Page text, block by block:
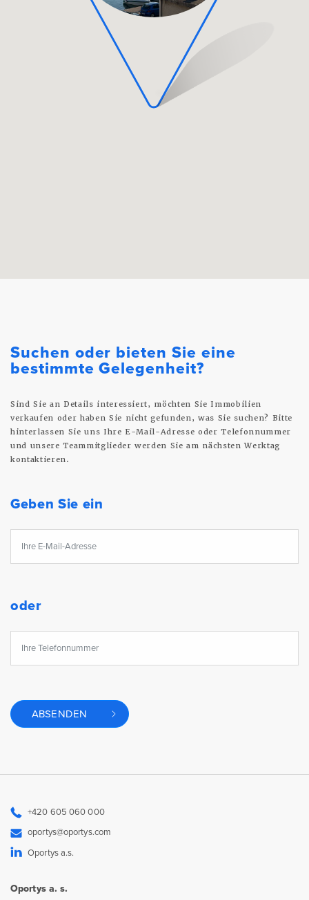
Suchen oder bieten Sie eine
bestimmte Gelegenheit?
Sind Sie an Details interessiert, möchten Sie Immobilien
verkaufen oder haben Sie nicht gefunden, was Sie suchen? Bitte
hinterlassen Sie uns Ihre E-Mail-Adresse oder Telefonnummer
und unsere Teammitglieder werden Sie am nächsten Werktag
kontaktieren.
Geben Sie ein
oder
ABSENDEN
+420 605 060 000
oportys@oportys.com
Oportys a.s.
Oportys a. s.